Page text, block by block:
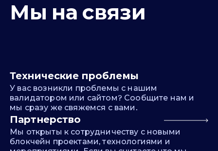
Мы на связи
Технические проблемы
У вас возникли проблемы с нашим
валидатором или сайтом? Сообщите нам и
мы сразу же свяжемся с вами.
Партнерство
Мы открыты к сотрудничеству с новыми
блокчейн проектами, технологиями и